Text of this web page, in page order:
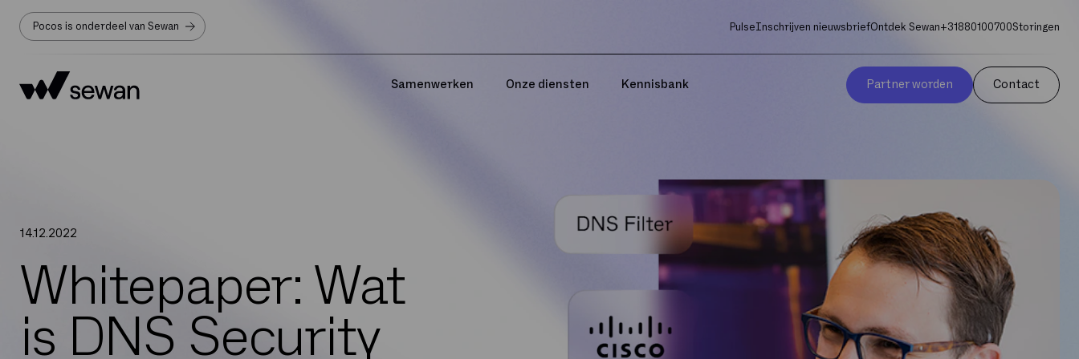
Pocos is onderdeel van Sewan PulseInschrijven nieuwsbriefOntdek Sewan+31880100700Storingen
Samenwerken Onze diensten Kennisbank Partner worden Contact
14.12.2022
Whitepaper: Wat
is DNS Security